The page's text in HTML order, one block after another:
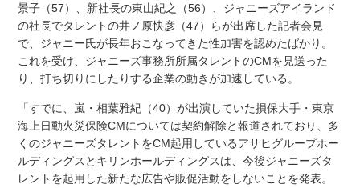
景子（57）、新社長の東山紀之（56）、ジャニーズアイランド
の社長でタレントの井ノ原快彦（47）らが出席した記者会見
で、ジャニー氏が長年おこなってきた性加害を認めたばかり。
これを受け、ジャニーズ事務所所属タレントのCMを見送った
り、打ち切りにしたりする企業の動きが加速している。
「すでに、嵐・相葉雅紀（40）が出演していた損保大手・東京
海上日動火災保険CMについては契約解除と報道されており、多
くのジャニーズタレントをCM起用しているアサヒグループホー
ルディングスとキリンホールディングスは、今後ジャニーズタ
レントを起用した新たな広告や販促活動をしないことを発表。